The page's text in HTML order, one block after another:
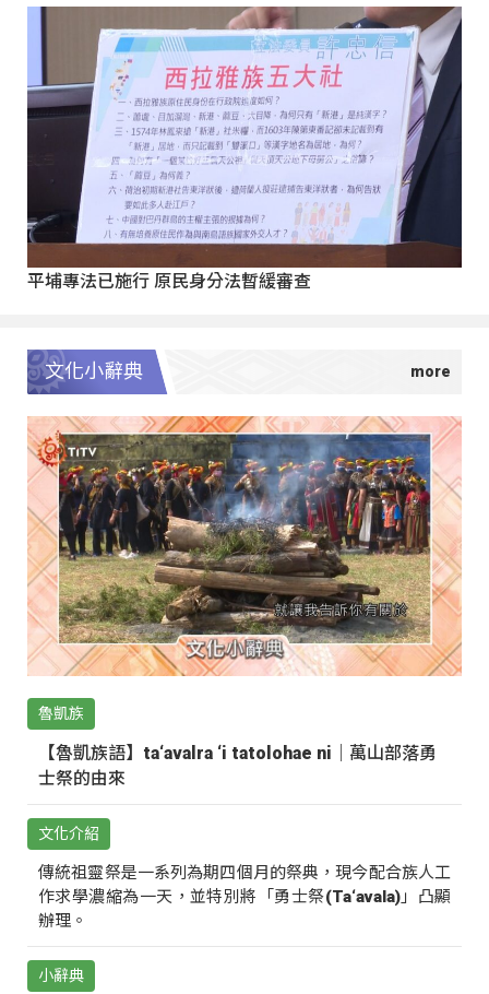
平埔專法已施行 原民身分法暫緩審查
文化小辭典
魯凱族
【魯凱族語】ta‘avalra ‘i tatolohae ni｜萬山部落勇
士祭的由來
文化介紹
傳統祖靈祭是一系列為期四個月的祭典，現今配合族人工
作求學濃縮為一天，並特別將「勇士祭(Ta‘avala)」凸顯
辦理。
小辭典